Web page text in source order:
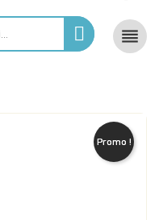

Promo !